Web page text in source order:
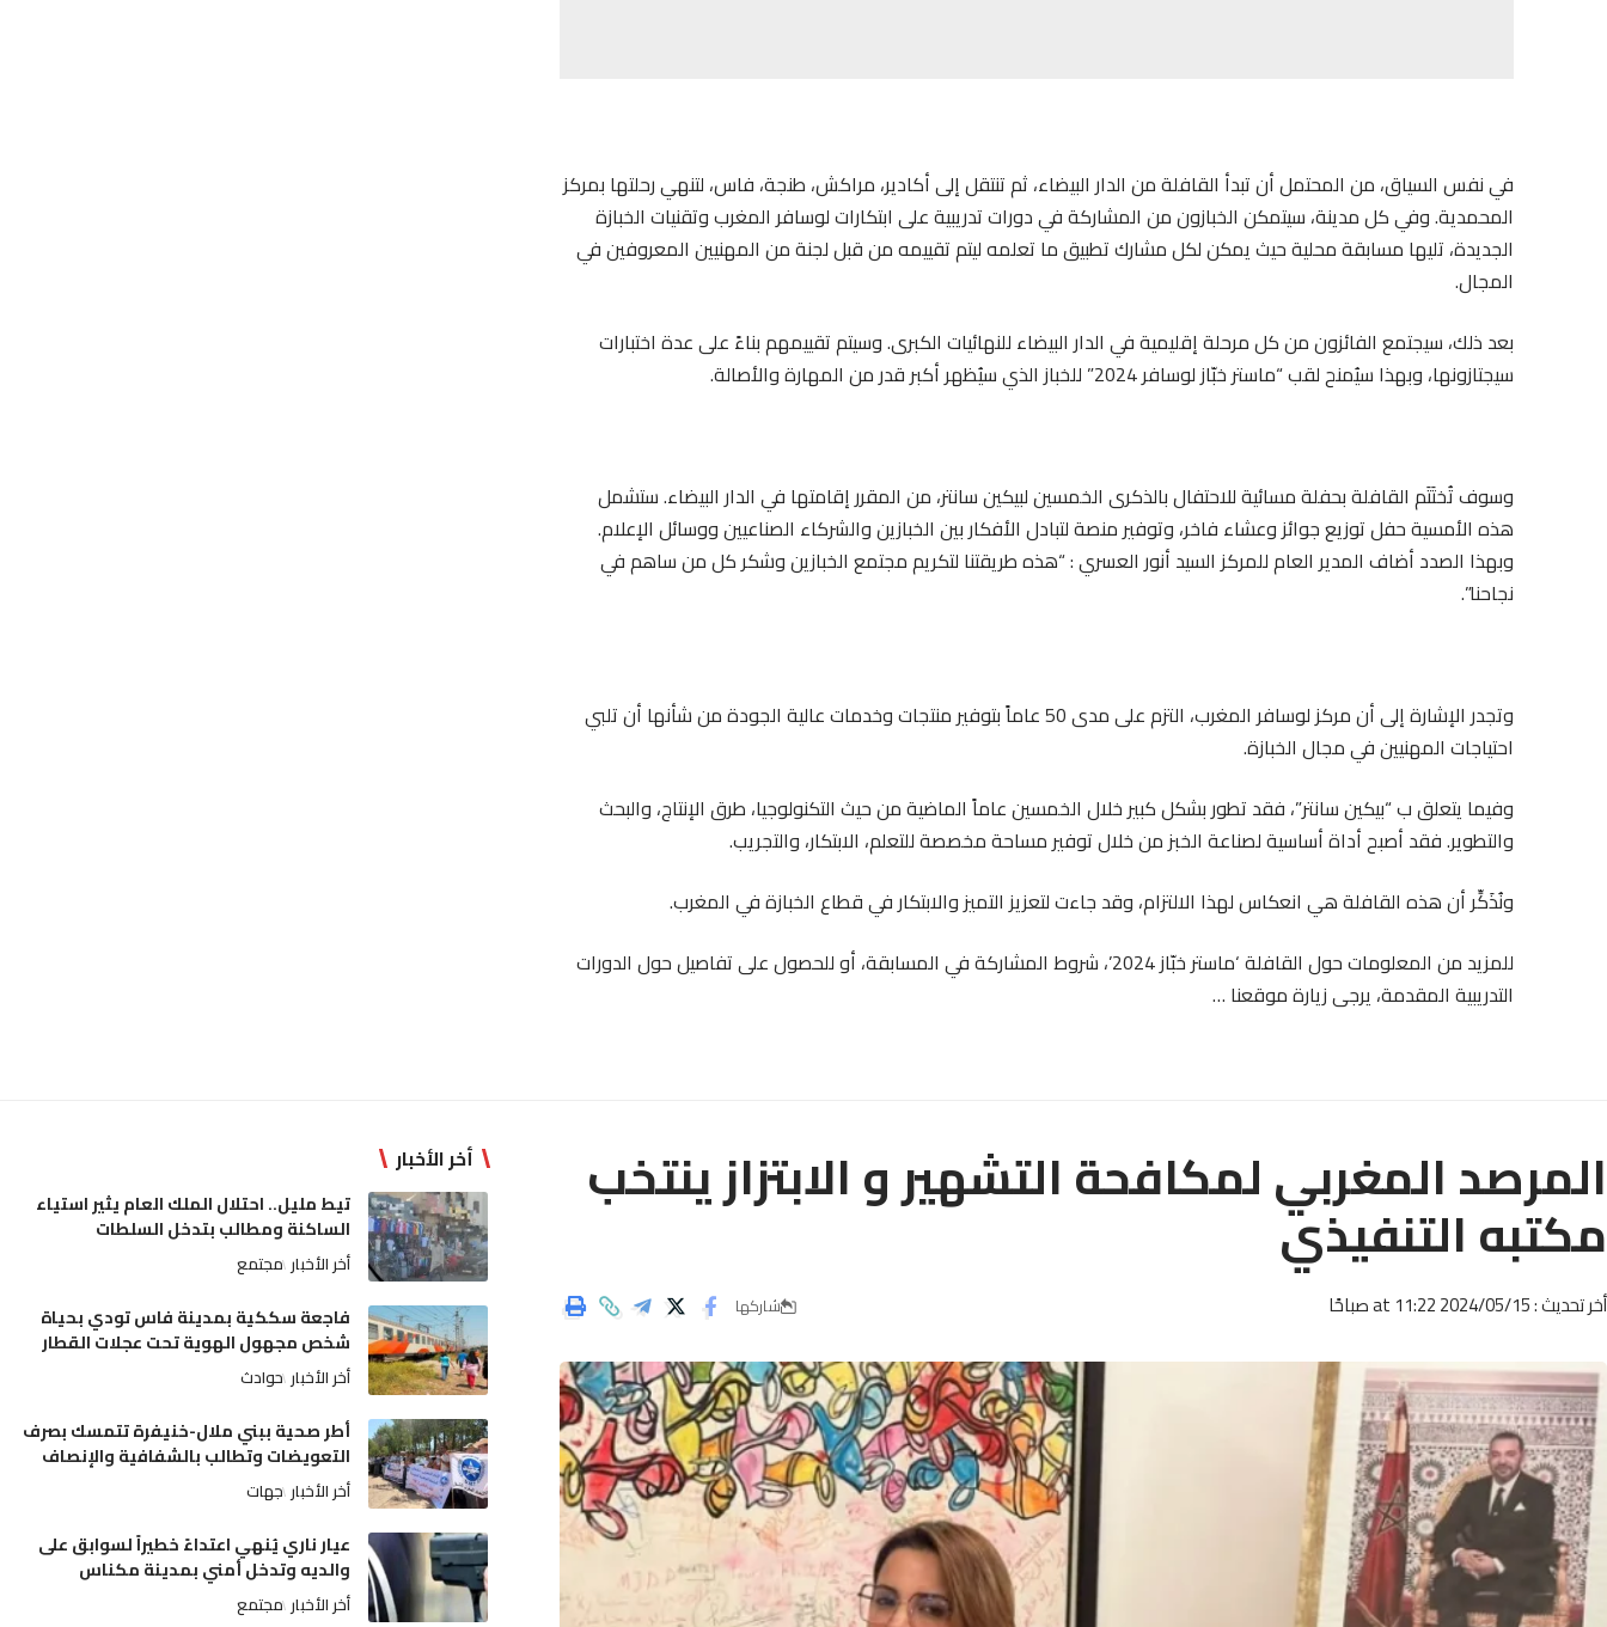
في نفس السياق، من المحتمل أن تبدأ القافلة من الدار البيضاء، ثم تنتقل إلى أكادير، مراكش، طنجة، فاس، لتنهي رحلتها بمركز
المحمدية. وفي كل مدينة، سيتمكن الخبازون من المشاركة في دورات تدريبية على ابتكارات لوسافر المغرب وتقنيات الخبازة
الجديدة، تليها مسابقة محلية حيث يمكن لكل مشارك تطبيق ما تعلمه ليتم تقييمه من قبل لجنة من المهنيين المعروفين في
المجال.
بعد ذلك، سيجتمع الفائزون من كل مرحلة إقليمية في الدار البيضاء للنهائيات الكبرى. وسيتم تقييمهم بناءً على عدة اختبارات
سيجتازونها، وبهذا سيُمنح لقب “ماستر خبّاز لوسافر 2024” للخباز الذي سيُظهر أكبر قدر من المهارة والأصالة.
وسوف تُختَتَم القافلة بحفلة مسائية للاحتفال بالذكرى الخمسين لبيكين سانتر، من المقرر إقامتها في الدار البيضاء. ستشمل
هذه الأمسية حفل توزيع جوائز وعشاء فاخر، وتوفير منصة لتبادل الأفكار بين الخبازين والشركاء الصناعيين ووسائل الإعلام.
وبهذا الصدد أضاف المدير العام للمركز السيد أنور العسري : “هذه طريقتنا لتكريم مجتمع الخبازين وشكر كل من ساهم في
نجاحنا”.
وتجدر الإشارة إلى أن مركز لوسافر المغرب، التزم على مدى 50 عاماً بتوفير منتجات وخدمات عالية الجودة من شأنها أن تلبي
احتياجات المهنيين في مجال الخبازة.
وفيما يتعلق ب “بيكين سانتر”، فقد تطور بشكل كبير خلال الخمسين عاماً الماضية من حيث التكنولوجيا، طرق الإنتاج، والبحث
والتطوير. فقد أصبح أداة أساسية لصناعة الخبز من خلال توفير مساحة مخصصة للتعلم، الابتكار، والتجريب.
ونُذَكِّر أن هذه القافلة هي انعكاس لهذا الالتزام، وقد جاءت لتعزيز التميز والابتكار في قطاع الخبازة في المغرب.
للمزيد من المعلومات حول القافلة ‘ماستر خبّاز 2024’، شروط المشاركة في المسابقة، أو للحصول على تفاصيل حول الدورات
التدريبية المقدمة، يرجى زيارة موقعنا …
المرصد المغربي لمكافحة التشهير و الابتزاز ينتخب
مكتبه التنفيذي
أخر تحديث : 2024/05/15 at 11:22 صباحًا شاركها
أخر الأخبار
تيط مليل.. احتلال الملك العام يثير استياء
الساكنة ومطالب بتدخل السلطات
أخر الأخبار مجتمع
فاجعة سككية بمدينة فاس تودي بحياة
شخص مجهول الهوية تحت عجلات القطار
أخر الأخبار حوادث
أطر صحية ببني ملال-خنيفرة تتمسك بصرف
التعويضات وتطالب بالشفافية والإنصاف
أخر الأخبار جهات
عيار ناري يُنهي اعتداءً خطيراً لسوابق على
والديه وتدخل أمني بمدينة مكناس
أخر الأخبار مجتمع